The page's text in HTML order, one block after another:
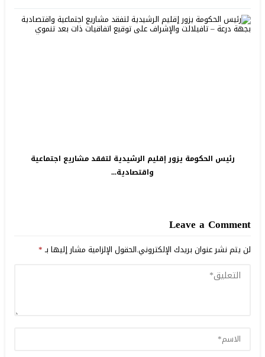
رئيس الحكومة يزور إقليم الرشيدية لتفقد مشاريع اجتماعية
واقتصادية...
Leave a Comment
لن يتم نشر عنوان بريدك الإلكتروني.الحقول الإلزامية مشار إليها بـ*